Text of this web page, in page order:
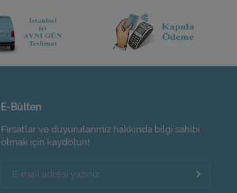
E-Bülten
Fırsatlar ve duyurularımız hakkında bilgi sahibi
olmak için kaydolun!